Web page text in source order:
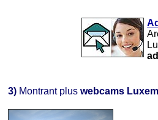
3) Montrant plus webcams